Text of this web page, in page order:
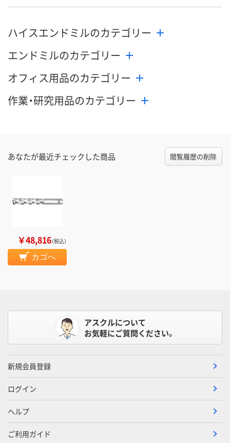
ハイスエンドミルのカテゴリー
エンドミルのカテゴリー
オフィス用品のカテゴリー
作業・研究用品のカテゴリー
あなたが最近チェックした商品 閲覧履歴の削除
￥48,816（税込）
カゴへ
アスクルについて
お気軽にご質問ください。
新規会員登録
ログイン
ヘルプ
ご利用ガイド